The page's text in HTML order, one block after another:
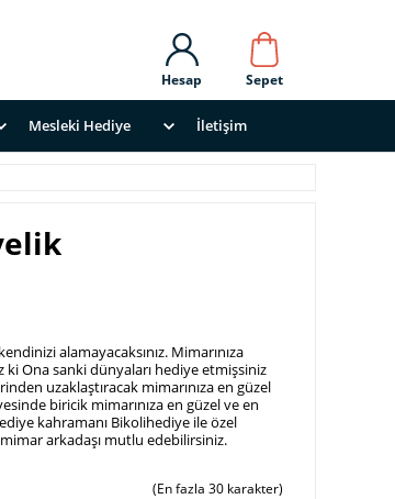
Sepet
Hesap
Mesleki Hediye İletişim
alamayacaksınız. Mimarınıza
Ona sanki dünyaları hediye etmişsiniz
uzaklaştıracak mimarınıza en güzel
biricik mimarınıza en güzel ve en
kahramanı Bikolihediye ile özel
arkadaşı mutlu edebilirsiniz.
(En fazla 30 karakter)